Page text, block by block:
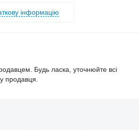
інформацію
Будь ласка, уточнюйте всі
продавця.